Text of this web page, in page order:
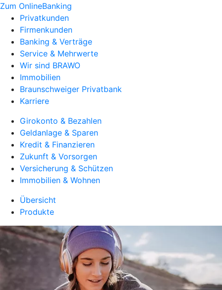
Zum OnlineBanking
Privatkunden
Firmenkunden
Banking & Verträge
Service & Mehrwerte
Wir sind BRAWO
Immobilien
Braunschweiger Privatbank
Karriere
Girokonto & Bezahlen
Geldanlage & Sparen
Kredit & Finanzieren
Zukunft & Vorsorgen
Versicherung & Schützen
Immobilien & Wohnen
Übersicht
Produkte